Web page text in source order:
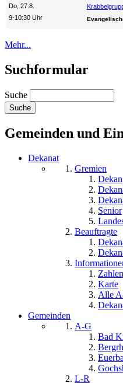
Do, 27.8.
9-10:30 Uhr
Mehr...
Suchformular
Suche
Gemeinden und
Dekanat
Gremien
Dekan
Senior
Beauftragte
Karte
Alle
Gemeinden
A-G
Bad
L-R